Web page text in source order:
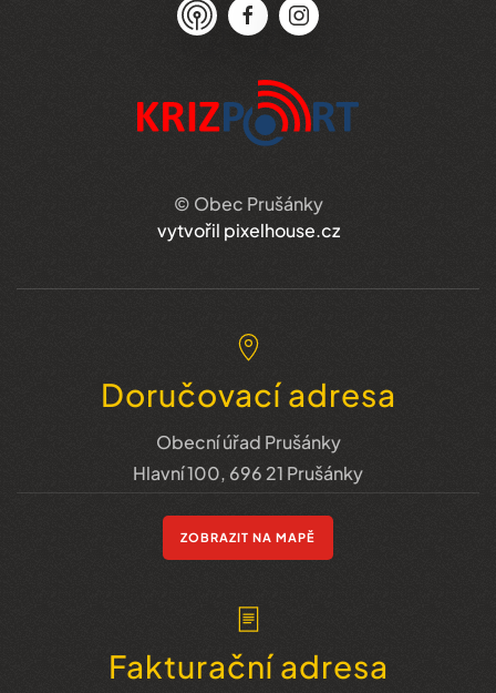
© Obec Prušánky
vytvořil pixelhouse.cz
Doručovací adresa
Obecní úřad Prušánky
Hlavní 100, 696 21 Prušánky
ZOBRAZIT NA MAPĚ
Fakturační adresa